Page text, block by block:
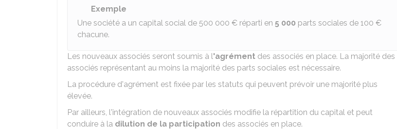
Exemple
Une société a un capital social de 500 000 € réparti en 5 000 parts sociales de 100 €
chacune.
Les nouveaux associés seront soumis à l'agrément des associés en place. La majorité des
associés représentant au moins la majorité des parts sociales est nécessaire.
La procédure d'agrément est fixée par les statuts qui peuvent prévoir une majorité plus
élevée.
Par ailleurs, l'intégration de nouveaux associés modifie la répartition du capital et peut
conduire à la dilution de la participation des associés en place.